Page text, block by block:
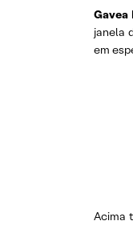
Gavea
janela
em
Acima